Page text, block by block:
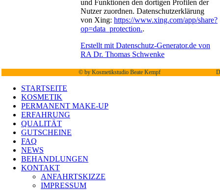
und Funktionen den dortigen Profilen der
Nutzer zuordnen. Datenschutzerklärung
von Xing: https://www.xing.com/app/share?
op=data_protection..
Erstellt mit Datenschutz-Generator.de von
RA Dr. Thomas Schwenke
© by Kosmetikstudio Beate Kempf
STARTSEITE
KOSMETIK
PERMANENT MAKE-UP
ERFAHRUNG
QUALITÄT
GUTSCHEINE
FAQ
NEWS
BEHANDLUNGEN
KONTAKT
ANFAHRTSKIZZE
IMPRESSUM